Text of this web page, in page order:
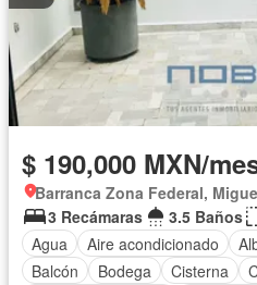
$ 190,000 MXN/
Barranca Zona Federal,
3 Recámaras
3.5 Baños
Agua
Aire acondicionado
Balcón
Bodega Cisterna